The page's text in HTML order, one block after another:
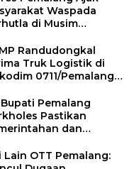
Waspada
di Musim
Randudongkal
Truk Logistik di
0711/Pemalang
Pemalang
Pastikan
dan
Lain OTT Pemalang: